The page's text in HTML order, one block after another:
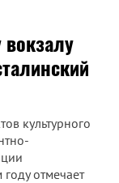
культурного
отмечает